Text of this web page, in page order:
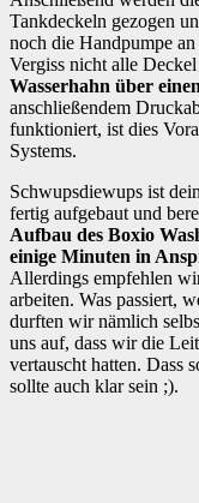
Tankdeckeln gezogen
noch die Handpumpe
Vergiss nicht alle
Wasserhahn über
anschließendem
funktioniert, ist dies
Systems.
Schwupsdiewups ist
fertig aufgebaut und
Aufbau des Boxio
einige Minuten in
Allerdings empfehlen
arbeiten. Was passiert,
durften wir nämlich
uns auf, dass wir die
vertauscht hatten. Dass
sollte auch klar sein ;).